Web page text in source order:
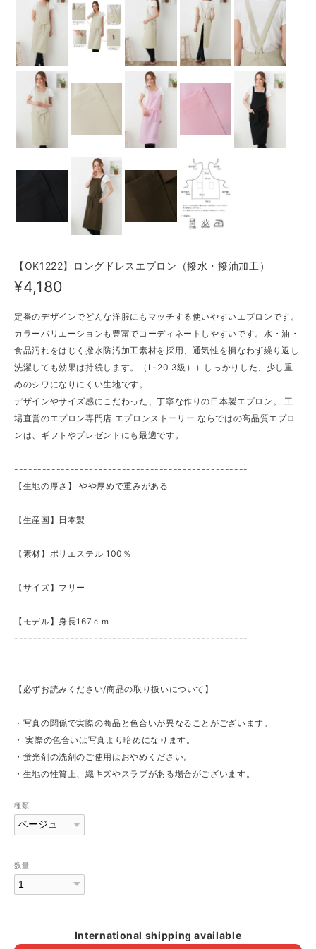
【OK1222】ロングドレスエプロン（撥水・撥油加工）
¥4,180
定番のデザインでどんな洋服にもマッチする使いやすいエプロンです。
カラーバリエーションも豊富でコーディネートしやすいです。水・油・
食品汚れをはじく撥水防汚加工素材を採用、通気性を損なわず繰り返し
洗濯しても効果は持続します。（L-20 3級））しっかりした、少し重
めのシワになりにくい生地です。
デザインやサイズ感にこだわった、丁寧な作りの日本製エプロン。 工
場直営のエプロン専門店 エプロンストーリー ならではの高品質エプロ
ンは、ギフトやプレゼントにも最適です。
--------------------------------------------------
【生地の厚さ】 ​やや厚めで重みがある
【生産国】日本製
【素材】ポリエステル 100％
【サイズ】フリー
【モデル】身長167ｃｍ
--------------------------------------------------
【必ずお読みください/商品の取り扱いについて】
・写真の関係で実際の商品と色合いが異なることがございます。
・ 実際の色合いは写真より暗めになります。
・蛍光剤の洗剤のご使用はおやめください。
・生地の性質上、織キズやスラブがある場合がございます。
種類
数量
International shipping available